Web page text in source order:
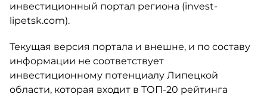
инвестиционный портал региона (invest-
lipetsk.com).
Текущая версия портала и внешне, и по составу
информации не соответствует
инвестиционному потенциалу Липецкой
области, которая входит в ТОП-20 рейтинга